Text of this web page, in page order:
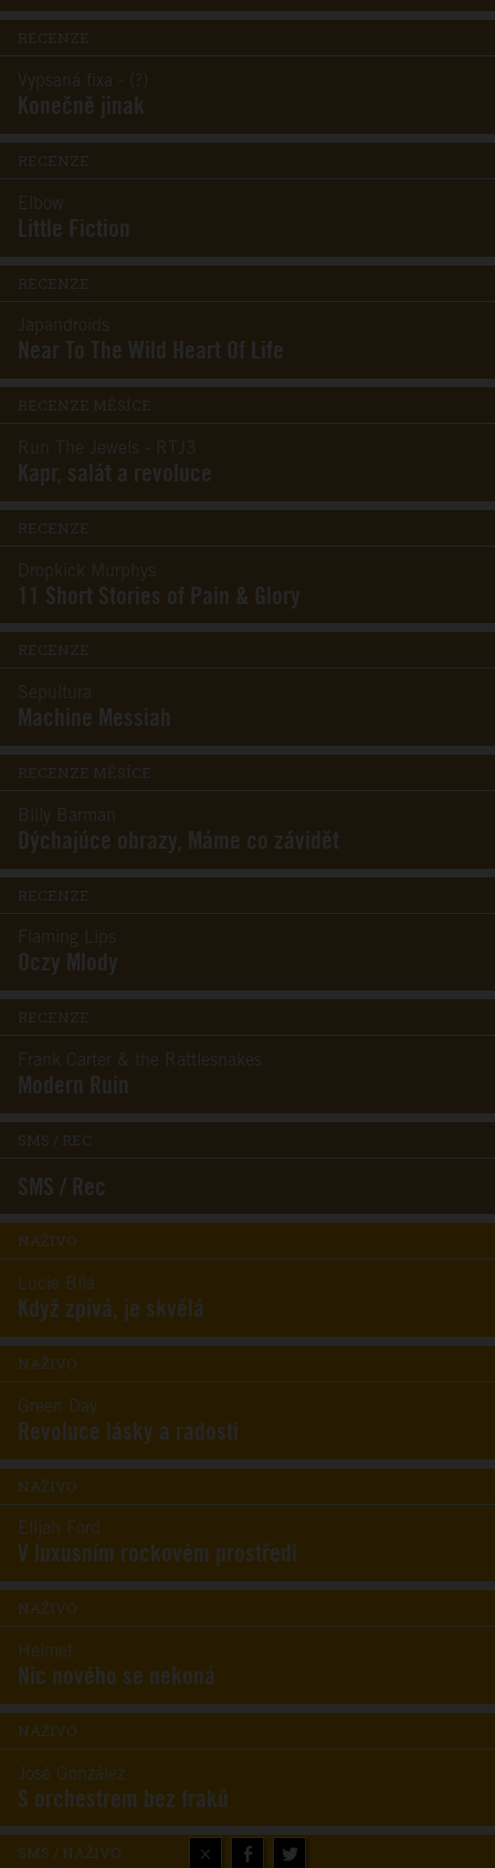
×
RECENZE
Vypsaná fixa - (?)
Konečně jinak
RECENZE
Elbow
Little Fiction
RECENZE
Japandroids
Near To The Wild Heart Of Life
RECENZE MĚSÍCE
Run The Jewels - RTJ3
Kapr, salát a revoluce
RECENZE
Dropkick Murphys
11 Short Stories of Pain & Glory
RECENZE
Sepultura
Machine Messiah
RECENZE MĚSÍCE
Billy Barman
Dýchajúce obrazy, Máme co závidět
RECENZE
Flaming Lips
Oczy Mlody
RECENZE
Frank Carter & the Rattlesnakes
Modern Ruin
SMS / REC
SMS / Rec
NAŽIVO
Lucie Bílá
Když zpívá, je skvělá
NAŽIVO
Green Day
Revoluce lásky a radosti
NAŽIVO
Elijah Ford
V luxusním rockovém prostředí
NAŽIVO
Helmet
Nic nového se nekoná
NAŽIVO
José González
S orchestrem bez fraků
SMS / NAŽIVO